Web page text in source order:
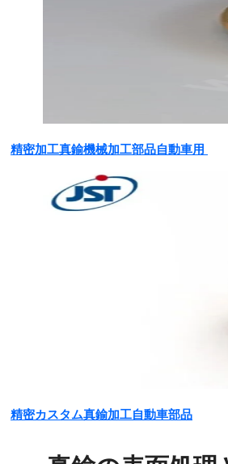
精密加工真鍮機械加工部品自動車用
精密カスタム真鍮加工自動車部品